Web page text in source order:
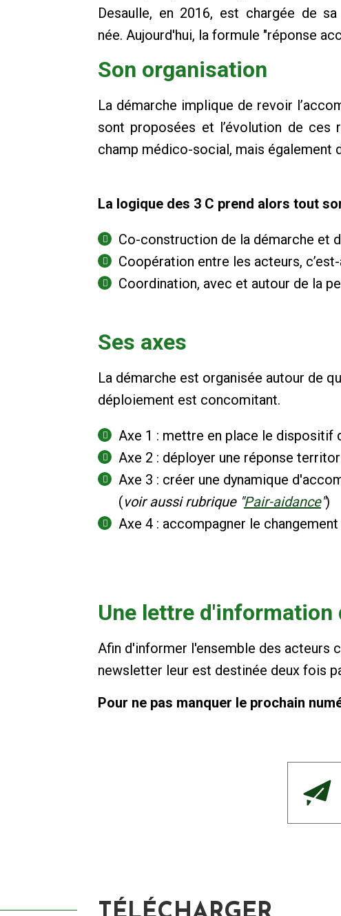
Desaulle, en 2016, est chargée de
née. Aujourd'hui, la formule "réponse
Son organisation
La démarche implique de revoir
sont proposées et l’évolution de ces
champ médico-social, mais également
La logique des 3 C prend alors tout
Co-construction de la démarche et
Coopération entre les acteurs,
Coordination, avec et autour de la
Ses axes
La démarche est organisée autour de
déploiement est concomitant.
Axe 1 : mettre en place le dispositif
Axe 2 : déployer une réponse
Axe 3 : créer une dynamique
(voir aussi rubrique "Pair-aidance")
Axe 4 : accompagner le
Une lettre d'information
Afin d'informer l'ensemble des acteurs
newsletter leur est destinée deux fois
Pour ne pas manquer le prochain